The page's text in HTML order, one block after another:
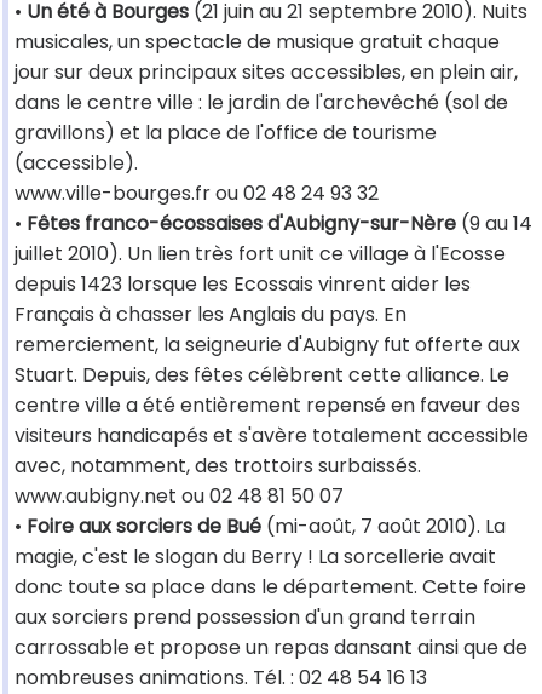
• Un été à Bourges (21 juin au 21 septembre 2010). Nuits
musicales, un spectacle de musique gratuit chaque
jour sur deux principaux sites accessibles, en plein air,
dans le centre ville : le jardin de l'archevêché (sol de
gravillons) et la place de l'office de tourisme
(accessible).
www.ville-bourges.fr ou 02 48 24 93 32
• Fêtes franco-écossaises d'Aubigny-sur-Nère (9 au 14
juillet 2010). Un lien très fort unit ce village à l'Ecosse
depuis 1423 lorsque les Ecossais vinrent aider les
Français à chasser les Anglais du pays. En
remerciement, la seigneurie d'Aubigny fut offerte aux
Stuart. Depuis, des fêtes célèbrent cette alliance. Le
centre ville a été entièrement repensé en faveur des
visiteurs handicapés et s'avère totalement accessible
avec, notamment, des trottoirs surbaissés.
www.aubigny.net ou 02 48 81 50 07
• Foire aux sorciers de Bué (mi-août, 7 août 2010). La
magie, c'est le slogan du Berry ! La sorcellerie avait
donc toute sa place dans le département. Cette foire
aux sorciers prend possession d'un grand terrain
carrossable et propose un repas dansant ainsi que de
nombreuses animations. Tél. : 02 48 54 16 13